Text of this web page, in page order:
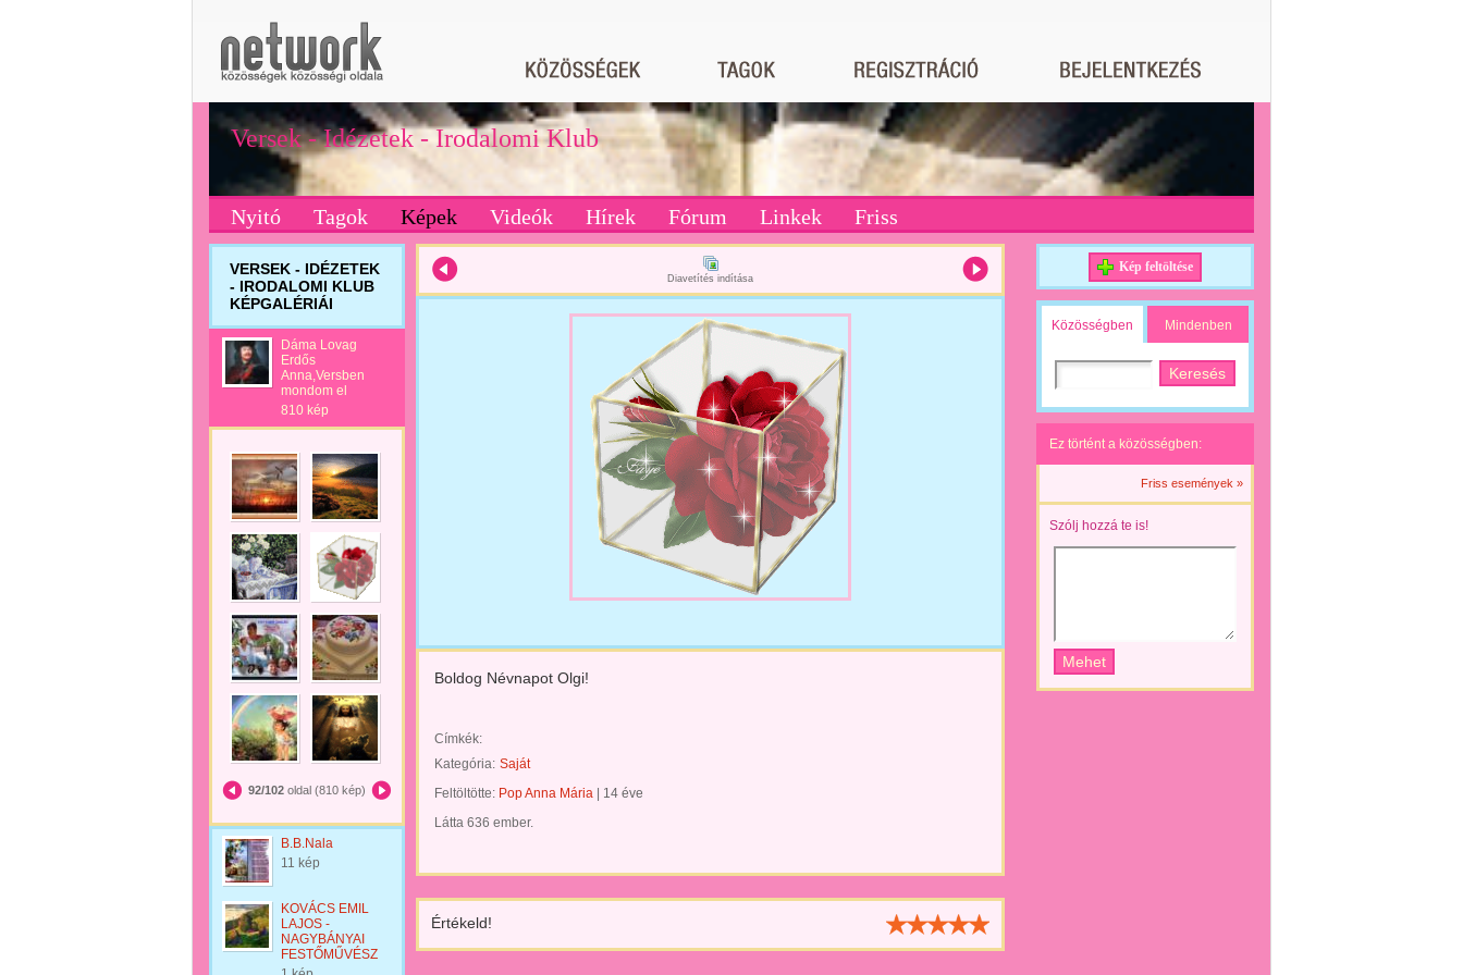
Versek - Idézetek - Irodalomi Klub
Nyitó Tagok Képek Videók Hírek Fórum Linkek Friss
VERSEK - IDÉZETEK
- IRODALOMI KLUB
KÉPGALÉRIÁI
Dáma Lovag
Erdős
Anna,Versben
mondom el
810 kép
92/102 oldal (810 kép)
B.B.Nala
11 kép
KOVÁCS EMIL
LAJOS -
NAGYBÁNYAI
FESTŐMŰVÉSZ
Diavetítés indítása
Boldog Névnapot Olgi!
Címkék:
Kategória: Saját
Feltöltötte: Pop Anna Mária
14 éve
Látta 636 ember.
Értékeld!
Kép feltöltése
Közösségben Mindenben
Ez történt a közösségben:
Friss események »
Szólj hozzá te is!